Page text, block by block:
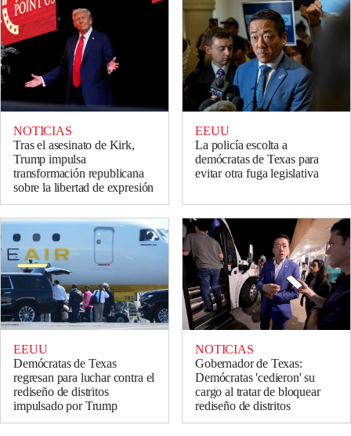
NOTICIAS
Tras el asesinato de Kirk,
Trump impulsa
transformación republicana
sobre la libertad de expresión
EEUU
La policía escolta a
demócratas de Texas para
evitar otra fuga legislativa
EEUU
Demócratas de Texas
regresan para luchar contra el
rediseño de distritos
impulsado por Trump
NOTICIAS
Gobernador de Texas:
Demócratas 'cedieron' su
cargo al tratar de bloquear
rediseño de distritos